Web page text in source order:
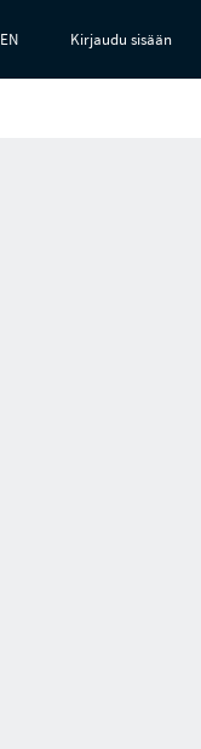
EN Kirjaudu sisään